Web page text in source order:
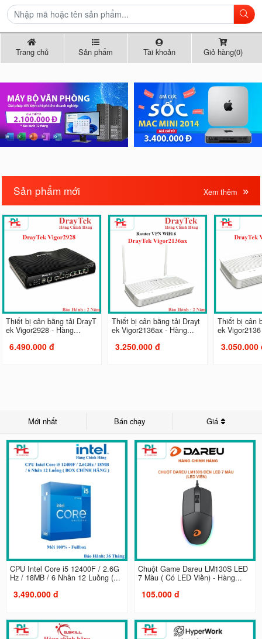
Trang chủ Sản phẩm Tài khoản Giỏ hàng(0)
Sản phẩm mới Xem thêm
Thiết bị cân bằng tải DrayT
ek Vigor2928 - Hàng...
6.490.000 đ
Thiết bị cân bằng tải Drayt
ek Vigor2136ax - Hàng...
3.250.000 đ
Thiết bị cân
ek
3.050.000
Mới nhất Bán chạy Giá
CPU Intel Core i5 12400F / 2.6G
Hz / 18MB / 6 Nhân 12 Luồng (...
3.490.000 đ
Chuột Game Dareu LM130S LED
7 Màu ( Có LED Viền) - Hàng...
105.000 đ